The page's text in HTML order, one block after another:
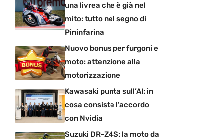
una livrea che è già nel
mito: tutto nel segno di
Pininfarina
Nuovo bonus per furgoni e
moto: attenzione alla
motorizzazione
Kawasaki punta sull’AI: in
cosa consiste l’accordo
con Nvidia
Suzuki DR-Z4S: la moto da